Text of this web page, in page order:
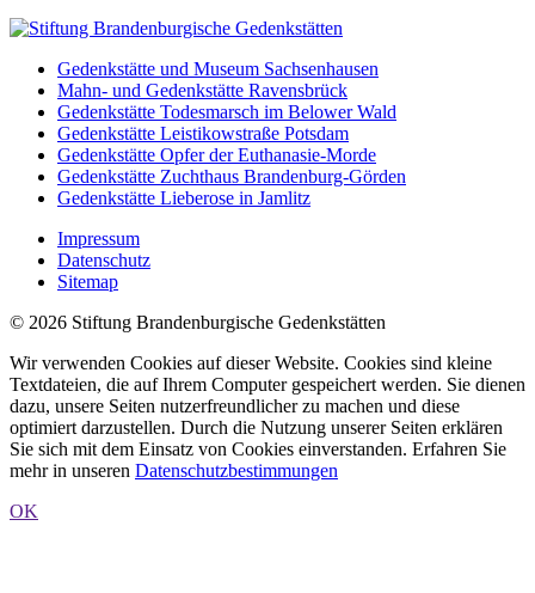
Gedenkstätte und Museum Sachsenhausen
Mahn- und Gedenkstätte Ravensbrück
Gedenkstätte Todesmarsch im Belower Wald
Gedenkstätte Leistikowstraße Potsdam
Gedenkstätte Opfer der Euthanasie-Morde
Gedenkstätte Zuchthaus Brandenburg-Görden
Gedenkstätte Lieberose in Jamlitz
Impressum
Datenschutz
Sitemap
© 2026 Stiftung Brandenburgische Gedenkstätten
Wir verwenden Cookies auf dieser Website. Cookies sind kleine
Textdateien, die auf Ihrem Computer gespeichert werden. Sie dienen
dazu, unsere Seiten nutzerfreundlicher zu machen und diese
optimiert darzustellen. Durch die Nutzung unserer Seiten erklären
Sie sich mit dem Einsatz von Cookies einverstanden. Erfahren Sie
mehr in unseren Datenschutzbestimmungen
OK